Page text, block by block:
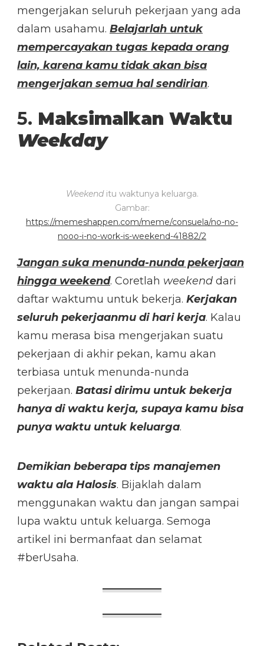
mengerjakan seluruh pekerjaan yang ada
dalam usahamu. Belajarlah untuk
mempercayakan tugas kepada orang
lain, karena kamu tidak akan bisa
mengerjakan semua hal sendirian.
5. Maksimalkan Waktu
Weekday
Weekenditu waktunya keluarga.
Gambar:
https://memeshappen.com/meme/consuela/no-no-
nooo-i-no-work-is-weekend-41882/2
Jangan suka menunda-nunda pekerjaan
hingga weekend. Coretlah weekend dari
daftar waktumu untuk bekerja. Kerjakan
seluruh pekerjaanmu di hari kerja. Kalau
kamu merasa bisa mengerjakan suatu
pekerjaan di akhir pekan, kamu akan
terbiasa untuk menunda-nunda
pekerjaan. Batasi dirimu untuk bekerja
hanya di waktu kerja, supaya kamu bisa
punya waktu untuk keluarga.
Demikian beberapa tips manajemen
waktu ala Halosis. Bijaklah dalam
menggunakan waktu dan jangan sampai
lupa waktu untuk keluarga. Semoga
artikel ini bermanfaat dan selamat
#berUsaha.